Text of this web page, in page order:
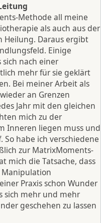
Methode all meine
als auch aus der
Daraus ergibt
Einige
nach einer
mehr für sie geklärt
Bei meiner Arbeit als
an Grenzen
Jahr mit den gleichen
mich zu der
Inneren liegen muss und
habe ich verschiedene
zur MatrixMoments-
mich die Tatsache, dass
Praxis schon Wunder
sich mehr und mehr
geschehen zu lassen